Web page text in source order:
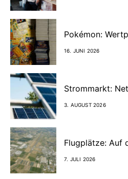
Pokémon:
16. JUNI 2026
Strommarkt:
3. AUGUST 2026
Flugplätze: Auf
7. JULI 2026